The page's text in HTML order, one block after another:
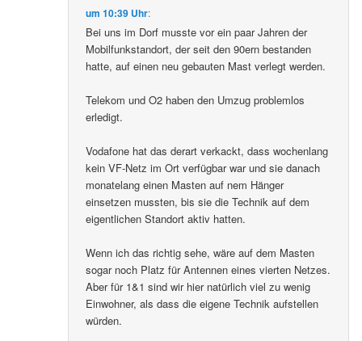
um 10:39 Uhr:
Bei uns im Dorf musste vor ein paar Jahren der
Mobilfunkstandort, der seit den 90ern bestanden
hatte, auf einen neu gebauten Mast verlegt werden.
Telekom und O2 haben den Umzug problemlos
erledigt.
Vodafone hat das derart verkackt, dass wochenlang
kein VF-Netz im Ort verfügbar war und sie danach
monatelang einen Masten auf nem Hänger
einsetzen mussten, bis sie die Technik auf dem
eigentlichen Standort aktiv hatten.
Wenn ich das richtig sehe, wäre auf dem Masten
sogar noch Platz für Antennen eines vierten Netzes.
Aber für 1&1 sind wir hier natürlich viel zu wenig
Einwohner, als dass die eigene Technik aufstellen
würden.